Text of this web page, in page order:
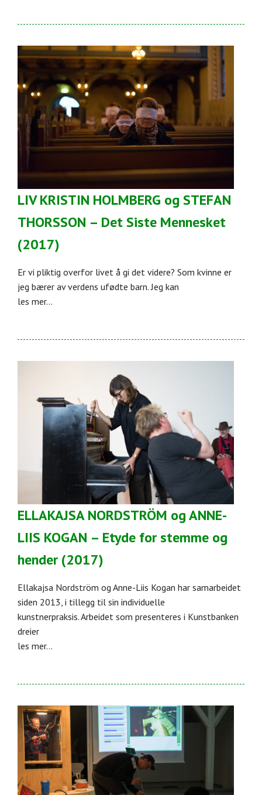
LIV KRISTIN HOLMBERG og STEFAN
THORSSON – Det Siste Mennesket
(2017)
Er vi pliktig overfor livet å gi det videre? Som kvinne er
jeg bærer av verdens ufødte barn. Jeg kan
les mer...
ELLAKAJSA NORDSTRÖM og ANNE-
LIIS KOGAN – Etyde for stemme og
hender (2017)
Ellakajsa Nordström og Anne-Liis Kogan har samarbeidet
siden 2013, i tillegg til sin individuelle
kunstnerpraksis. Arbeidet som presenteres i Kunstbanken
dreier
les mer...